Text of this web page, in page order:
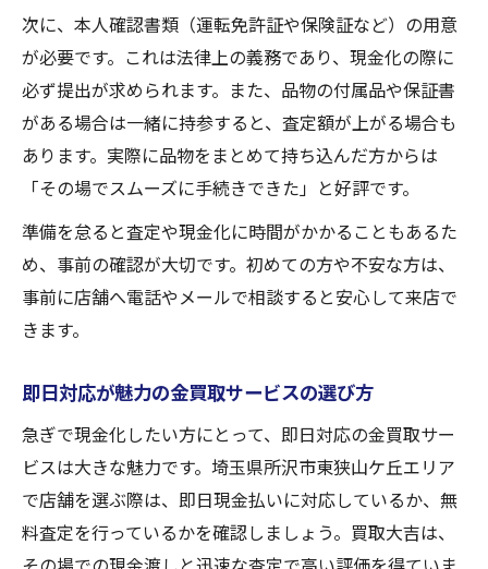
次に、本人確認書類（運転免許証や保険証など）の用意
が必要です。これは法律上の義務であり、現金化の際に
必ず提出が求められます。また、品物の付属品や保証書
がある場合は一緒に持参すると、査定額が上がる場合も
あります。実際に品物をまとめて持ち込んだ方からは
「その場でスムーズに手続きできた」と好評です。
準備を怠ると査定や現金化に時間がかかることもあるた
め、事前の確認が大切です。初めての方や不安な方は、
事前に店舗へ電話やメールで相談すると安心して来店で
きます。
即日対応が魅力の金買取サービスの選び方
急ぎで現金化したい方にとって、即日対応の金買取サー
ビスは大きな魅力です。埼玉県所沢市東狭山ケ丘エリア
で店舗を選ぶ際は、即日現金払いに対応しているか、無
料査定を行っているかを確認しましょう。買取大吉は、